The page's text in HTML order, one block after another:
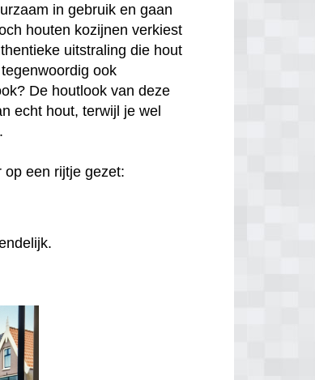
in gebruik en gaan
houten kozijnen verkiest
uitstraling die hout
ook
De houtlook van deze
echt hout, terwijl je wel
een rijtje gezet: